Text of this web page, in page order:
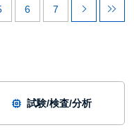
6 7
試験/検査/分析